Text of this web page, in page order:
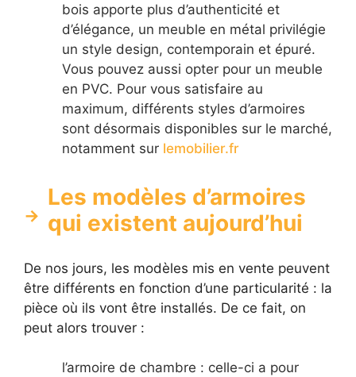
bois apporte plus d’authenticité et
d’élégance, un meuble en métal privilégie
un style design, contemporain et épuré.
Vous pouvez aussi opter pour un meuble
en PVC. Pour vous satisfaire au
maximum, différents styles d’armoires
sont désormais disponibles sur le marché,
notamment sur lemobilier.fr
Les modèles d’armoires
qui existent aujourd’hui
De nos jours, les modèles mis en vente peuvent
être différents en fonction d’une particularité : la
pièce où ils vont être installés. De ce fait, on
peut alors trouver :
l’armoire de chambre : celle-ci a pour